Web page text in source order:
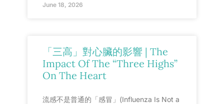
June 18, 2026
「三高」對心臟的影響 | The
Impact Of The “Three Highs”
On The Heart
流感不是普通的「感冒」(Influenza Is Not a